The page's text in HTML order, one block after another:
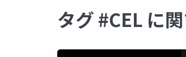
タグ #CEL に